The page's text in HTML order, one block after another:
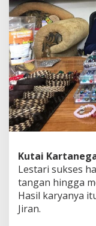
Kutai
Lestari sukses
tangan hingga
Hasil karyanya
Jiran.